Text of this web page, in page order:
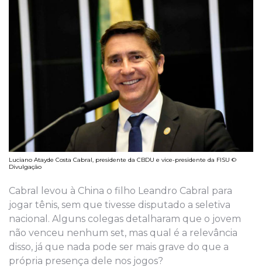
Luciano Atayde Costa Cabral, presidente da CBDU e vice-presidente da FISU ©
Divulgação
Cabral levou à China o filho Leandro Cabral para
jogar tênis, sem que tivesse disputado a seletiva
nacional. Alguns colegas detalharam que o jovem
não venceu nenhum set, mas qual é a relevância
disso, já que nada pode ser mais grave do que a
própria presença dele nos jogos?